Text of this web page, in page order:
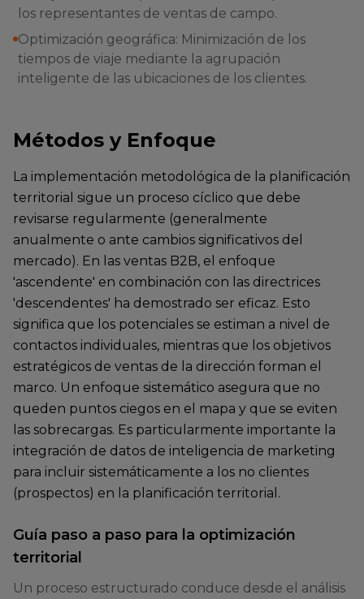
los representantes de ventas de campo.
Optimización geográfica: Minimización de los
tiempos de viaje mediante la agrupación
inteligente de las ubicaciones de los clientes.
Métodos y Enfoque
La implementación metodológica de la planificación
territorial sigue un proceso cíclico que debe
revisarse regularmente (generalmente
anualmente o ante cambios significativos del
mercado). En las ventas B2B, el enfoque
'ascendente' en combinación con las directrices
'descendentes' ha demostrado ser eficaz. Esto
significa que los potenciales se estiman a nivel de
contactos individuales, mientras que los objetivos
estratégicos de ventas de la dirección forman el
marco. Un enfoque sistemático asegura que no
queden puntos ciegos en el mapa y que se eviten
las sobrecargas. Es particularmente importante la
integración de datos de inteligencia de marketing
para incluir sistemáticamente a los no clientes
(prospectos) en la planificación territorial.
Guía paso a paso para la optimización
territorial
Un proceso estructurado conduce desde el análisis